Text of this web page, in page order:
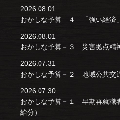
2026.08.01
おかしな予算－４ 「強い経済
2026.08.01
おかしな予算－３ 災害拠点精
2026.07.31
おかしな予算－２ 地域公共交
2026.07.30
おかしな予算－１ 早期再就職
給分）